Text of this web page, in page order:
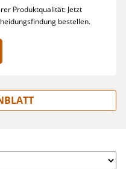
Produktqualität: Jetzt
bestellen.